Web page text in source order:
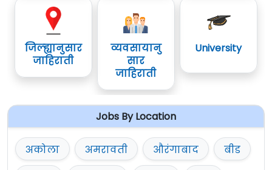
जिल्ह्यानुसार
जाहिराती
व्यवसायानु
सार
जाहिराती
University
Jobs By Location
अकोला अमरावती औरंगाबाद
बीड